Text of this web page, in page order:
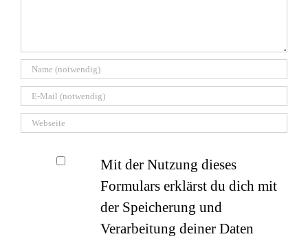
Mit der Nutzung dieses
Formulars erklärst du dich mit
der Speicherung und
Verarbeitung deiner Daten